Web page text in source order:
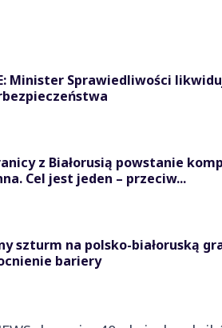
Minister Sprawiedliwości
z Białorusią powstanie
Cel jest jeden – przeciw...
szturm na polsko-białoruską
bariery